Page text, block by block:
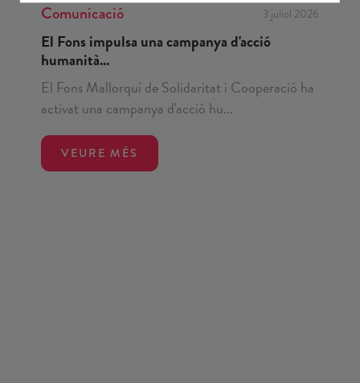
Comunicació 3 juliol 2026
El Fons impulsa una campanya d'acció
humanità...
El Fons Mallorquí de Solidaritat i Cooperació ha
activat una campanya d'acció hu...
VEURE MÉS